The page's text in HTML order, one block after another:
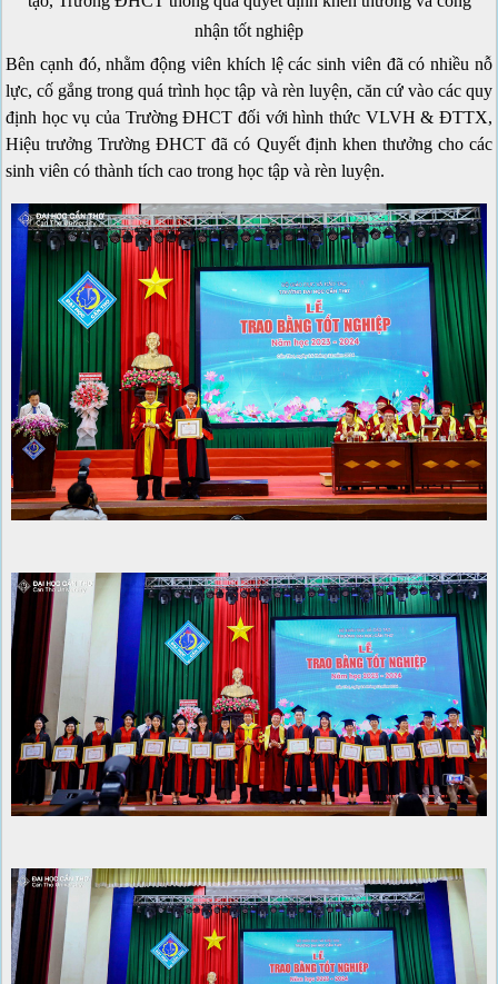
nhận tốt nghiệp
Bên cạnh đó, nhằm động viên khích lệ các sinh viên đã có nhiều nỗ
lực, cố gắng trong quá trình học tập và rèn luyện, căn cứ vào các quy
định học vụ của Trường ĐHCT đối với hình thức VLVH & ĐTTX,
Hiệu trưởng Trường ĐHCT đã có Quyết định khen thưởng cho các
sinh viên có thành tích cao trong học tập và rèn luyện.